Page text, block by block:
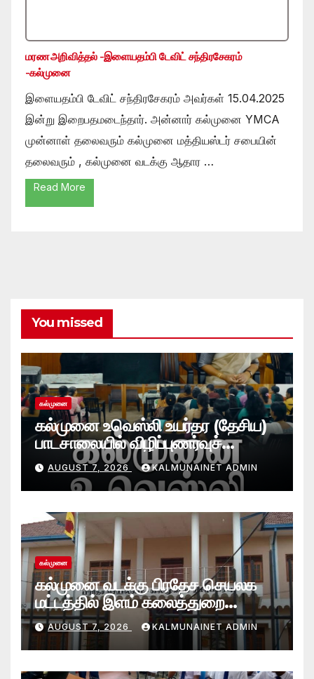
மரண அறிவித்தல் -இளையதம்பி டேவிட் சந்திரசேகரம்
-கல்முனை
இளையதம்பி டேவிட் சந்திரசேகரம் அவர்கள் 15.04.2025
இன்று இறைபதமடைந்தார். அன்னார் கல்முனை YMCA
முன்னாள் தலைவரும் கல்முனை மத்தியஸ்டர் சபையின்
தலைவரும் , கல்முனை வடக்கு ஆதார …
Read More
You missed
கல்முனை
கல்முனை உவெஸ்லி உயர்தர (தேசிய)
பாடசாலையில் விழிப்புணர்வுச்
செயலமர்வு
AUGUST 7, 2026 KALMUNAINET ADMIN
கல்முனை
கல்முனை வடக்கு பிரதேச செயலக
மட்டத்தில் இளம் கலைத்துறை
சாதனையாளர்களை உருவாக்கும்
தேசியஇளைஞர்விருது_விழா 2026
AUGUST 7, 2026 KALMUNAINET ADMIN